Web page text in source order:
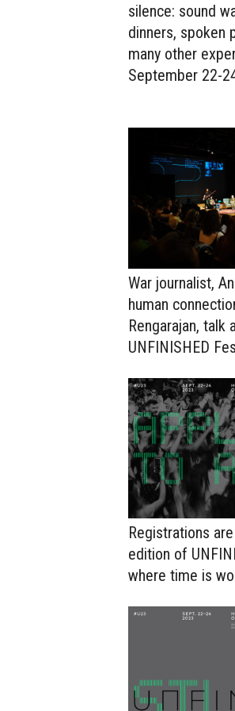
silence: sound
dinners, spoken
many other
September 22-
War journalist,
human
Rengarajan, talk
UNFINISHED
Registrations
edition of
where time is